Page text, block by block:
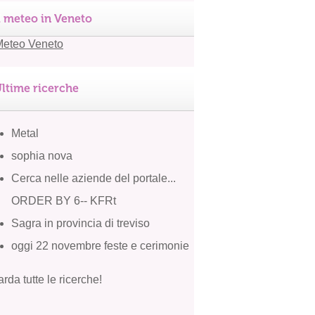
meteo in Veneto
ricerche
Metal
sophia nova
Cerca nelle aziende del portale...
ORDER BY 6-- KFRt
Sagra in provincia di treviso
oggi 22 novembre feste e cerimonie
tutte le ricerche!